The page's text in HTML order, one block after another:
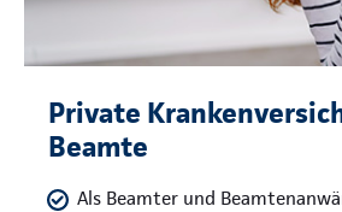
Private
Beamte
Als Beamter und